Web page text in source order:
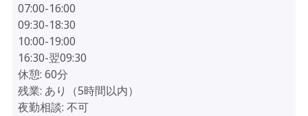
07:00-16:00
09:30-18:30
10:00-19:00
16:30-翌09:30
休憩: 60分
残業: あり（5時間以内）
夜勤相談: 不可